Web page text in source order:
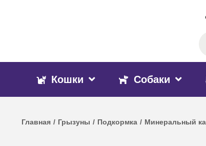
Кошки Собаки
Главная / Грызуны / Подкормка / Минеральный